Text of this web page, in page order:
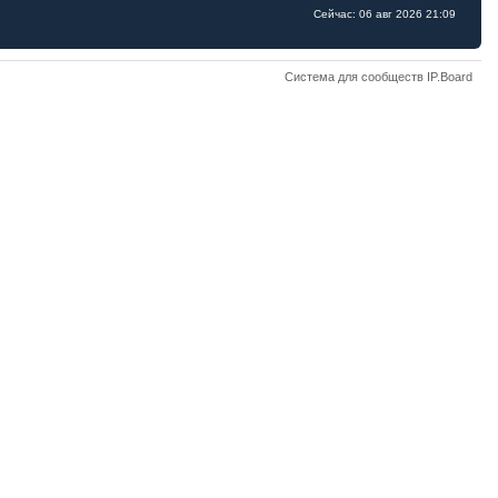
Сейчас: 06 авг 2026 21:09
Система для сообществ IP.Board